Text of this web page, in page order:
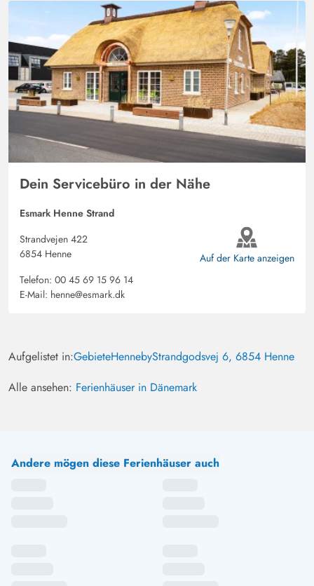
Dein Servicebüro in der Nähe
Esmark Henne Strand
Strandvejen 422
6854 Henne
Telefon: 00 45 69 15 96 14
E-Mail: henne@esmark.dk
Auf der Karte anzeigen
Aufgelistet in:GebieteHennebyStrandgodsvej 6, 6854 Henne
Alle ansehen: Ferienhäuser in Dänemark
Andere mögen diese Ferienhäuser auch